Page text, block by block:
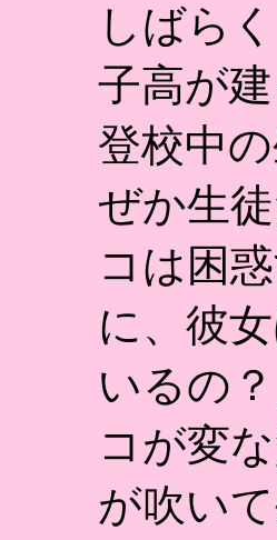
しばら
子高が
登校中
ぜか生
コは困
に、彼
いるの
コが変
が吹い